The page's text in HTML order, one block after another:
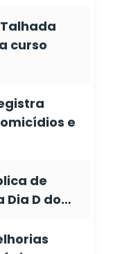
curso
e
de
Dia D do…